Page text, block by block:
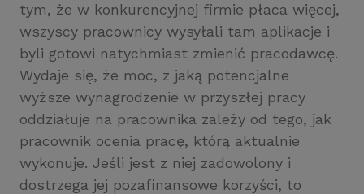
tym, że w konkurencyjnej firmie płaca więcej,
wszyscy pracownicy wysyłali tam aplikacje i
byli gotowi natychmiast zmienić pracodawcę.
Wydaje się, że moc, z jaką potencjalne
wyższe wynagrodzenie w przyszłej pracy
oddziałuje na pracownika zależy od tego, jak
pracownik ocenia pracę, którą aktualnie
wykonuje. Jeśli jest z niej zadowolony i
dostrzega jej pozafinansowe korzyści, to